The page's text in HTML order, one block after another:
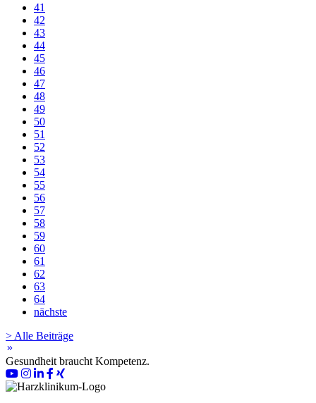
41
42
43
44
45
46
47
48
49
50
51
52
53
54
55
56
57
58
59
60
61
62
63
64
nächste
> Alle Beiträge
keyboard_double_arrow_right
Gesundheit braucht Kompetenz.